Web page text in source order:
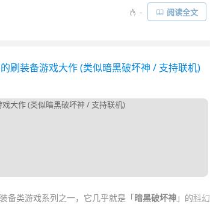
- 阅读全文
刷装备游戏大作 (类似暗黑破坏神 / 支持联机)
备类游戏系列之一，它几乎就是「暗黑破坏神」的科幻